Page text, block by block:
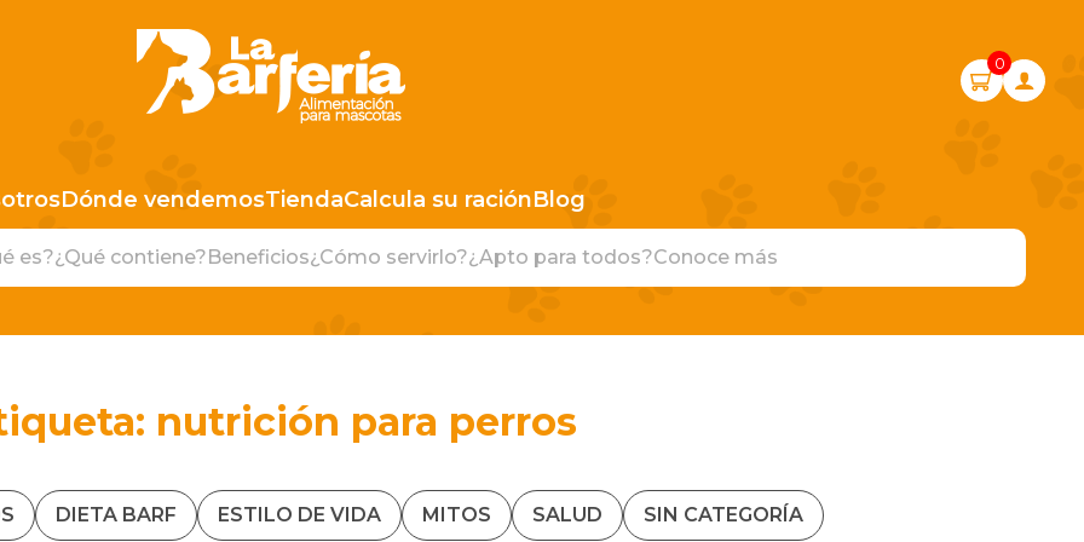
0
Dónde vendemosTiendaCalcula su raciónBlog
es?¿Qué contiene?Beneficios¿Cómo servirlo?¿Apto para todos?Conoce más
nutrición para perros
DIETA BARF ESTILO DE VIDA MITOS SALUD SIN CATEGORÍA